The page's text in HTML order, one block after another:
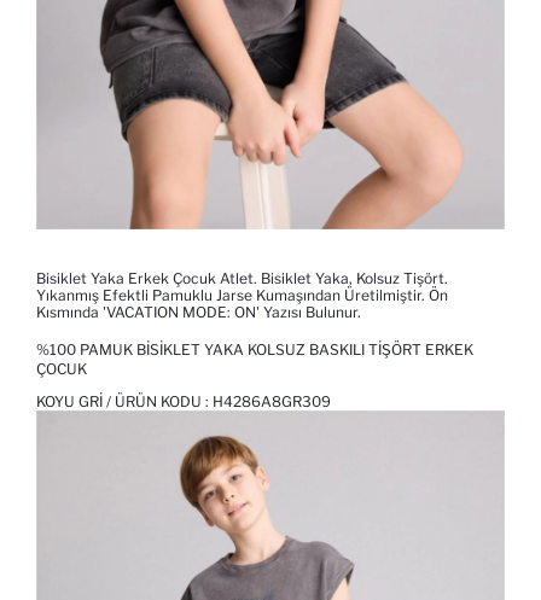
Bisiklet Yaka Erkek Çocuk Atlet. Bisiklet Yaka, Kolsuz Tişört.
Yıkanmış Efektli Pamuklu Jarse Kumaşından Üretilmiştir. Ön
Kısmında 'VACATION MODE: ON' Yazısı Bulunur.
%100 PAMUK BISIKLET YAKA KOLSUZ BASKILI TIŞÖRT ERKEK
ÇOCUK
KOYU GRI / ÜRÜN KODU : H4286A8GR309